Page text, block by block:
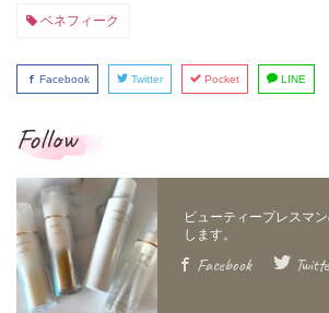
ベネフィーク
Facebook Twitter Pocket LINE
Follow
Facebook